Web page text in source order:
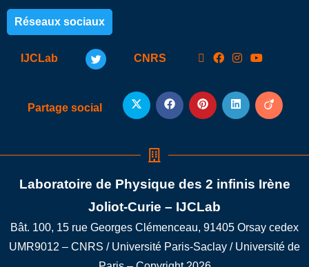
Réseaux sociaux
IJCLab CNRS
Partage social
Laboratoire de Physique des 2 infinis Irène
Joliot-Curie – IJCLab
Bât. 100, 15 rue Georges Clémenceau, 91405 Orsay cedex
UMR9012 – CNRS / Université Paris-Saclay / Université de